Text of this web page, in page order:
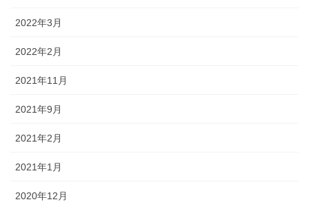
2022年3月
2022年2月
2021年11月
2021年9月
2021年2月
2021年1月
2020年12月